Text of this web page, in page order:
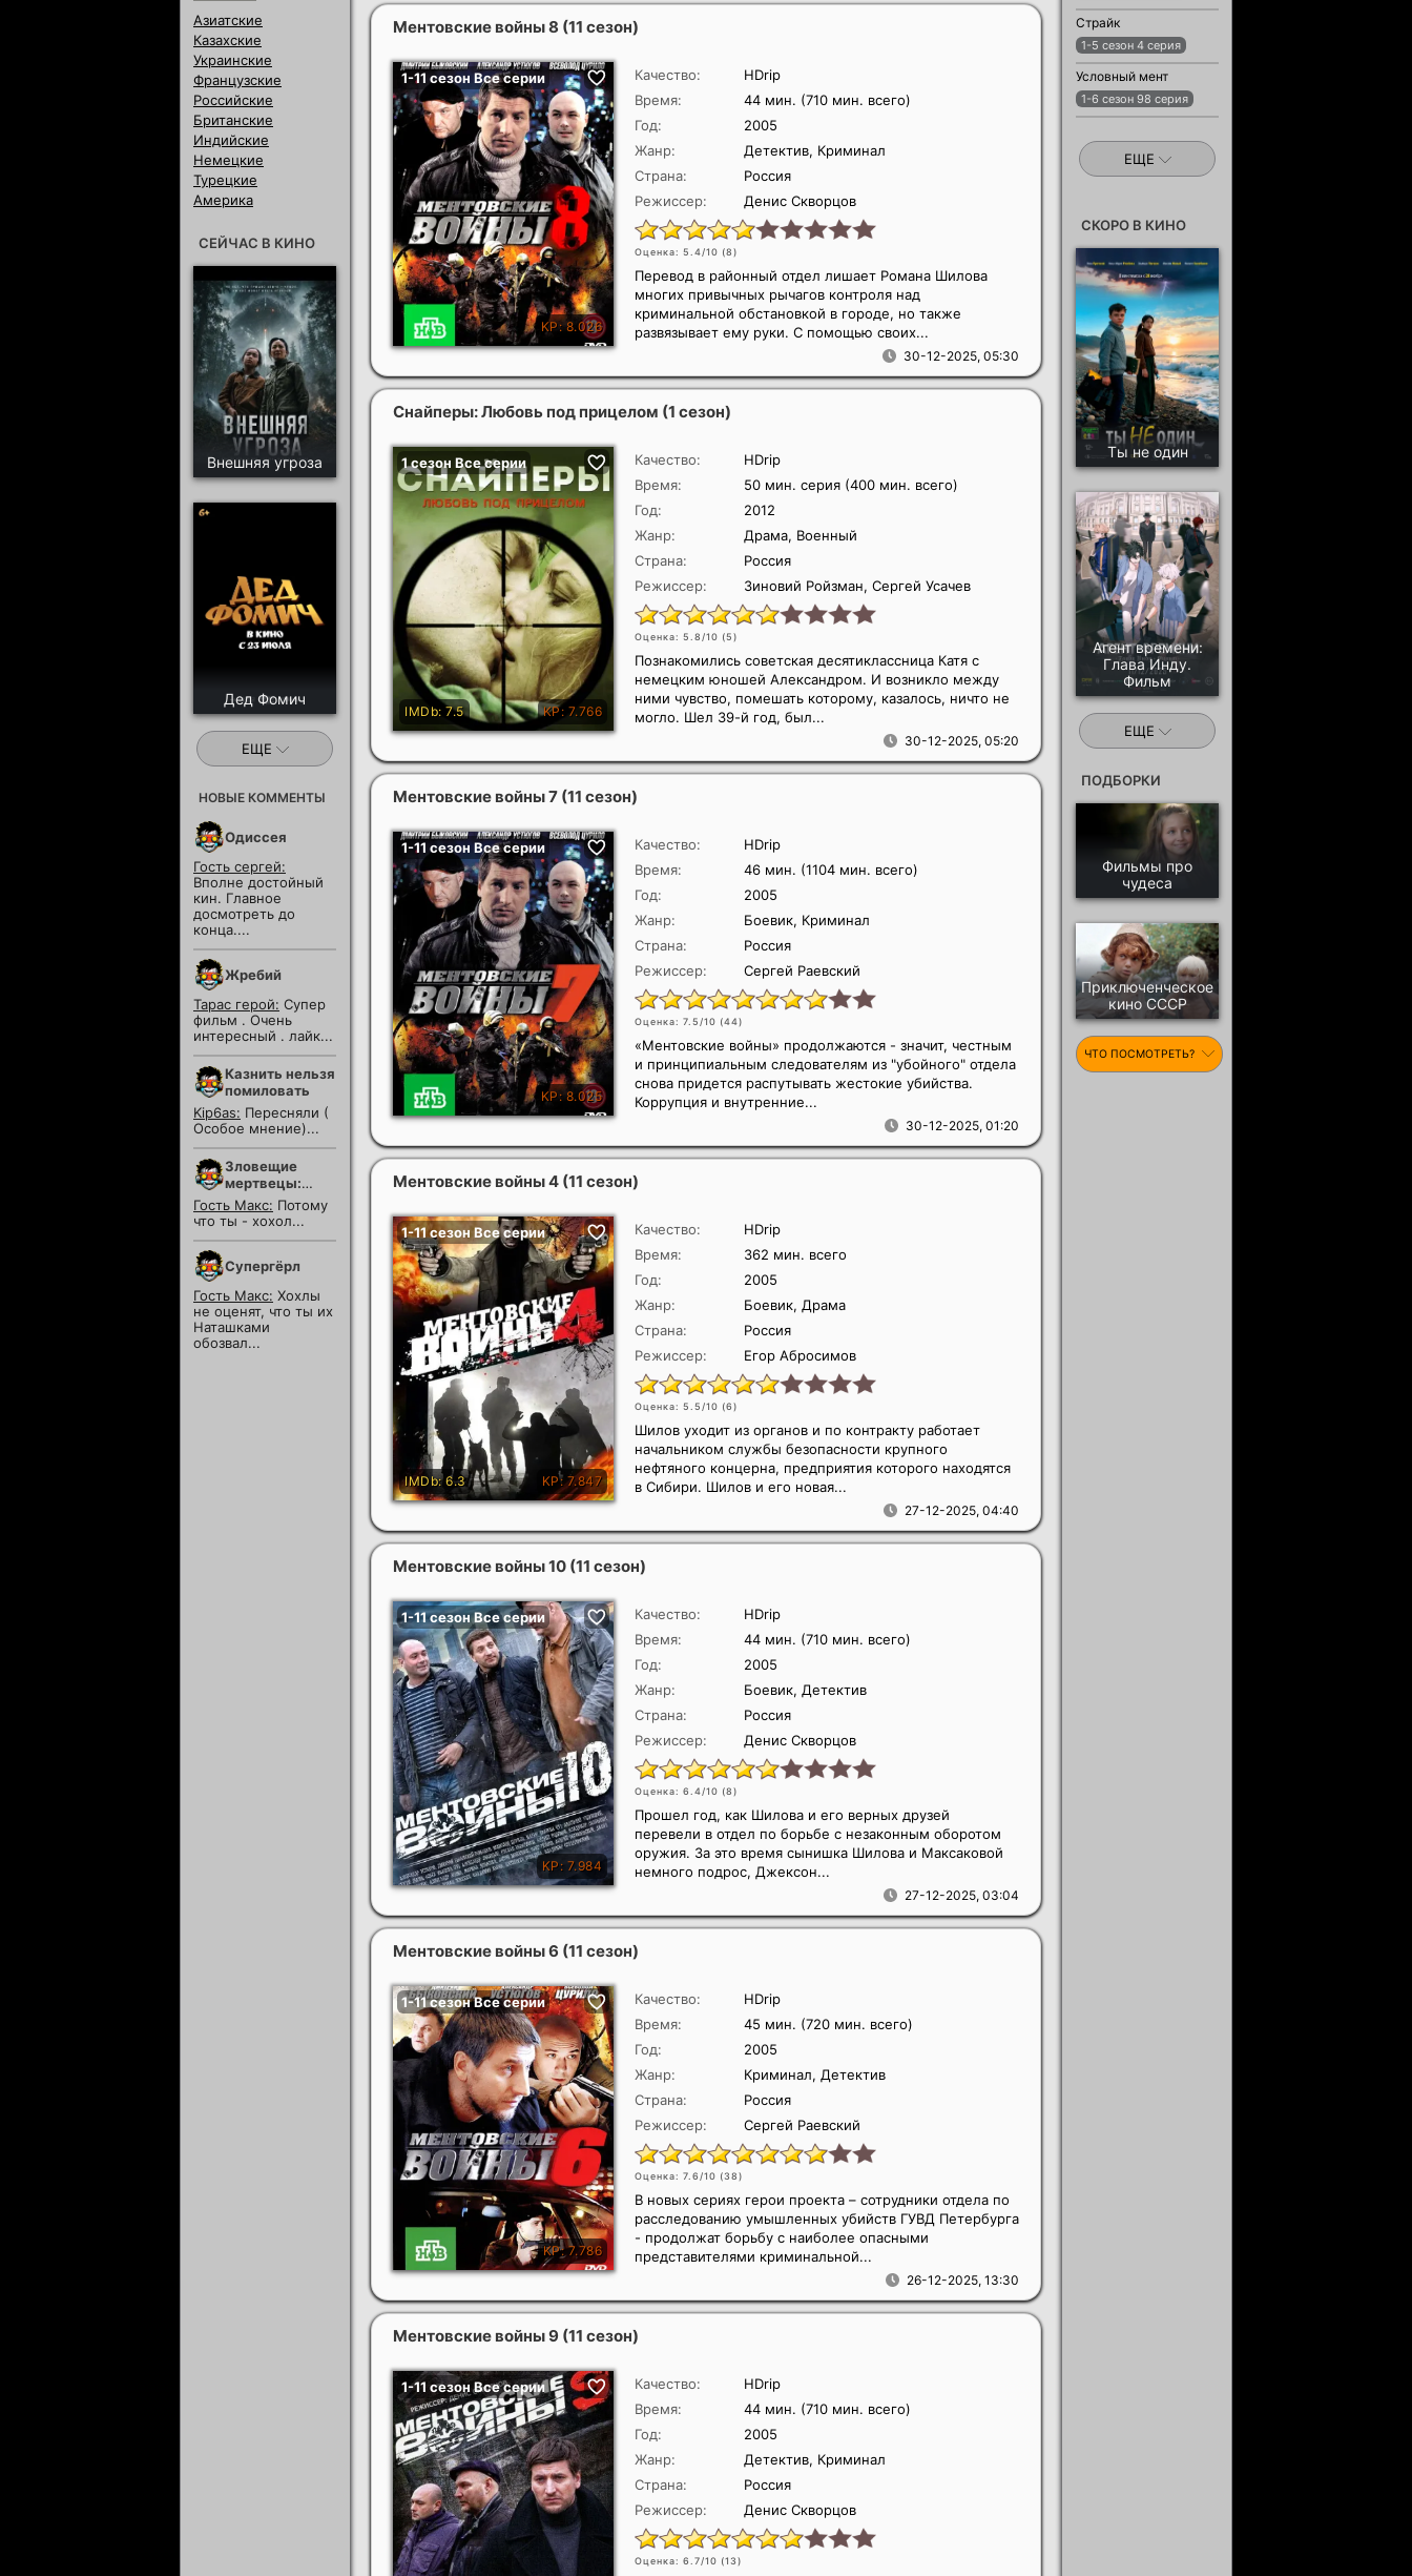
Ментовские войны 8 (11 сезон)
Качество:
HDrip
Время:
44 мин. (710 мин. всего)
Год:
2005
Жанр:
Детектив, Криминал
Страна:
Россия
Режиссер:
Денис Скворцов
Оценка: 5.4/10 (8)
30-12-2025, 05:30
Перевод в районный отдел лишает Романа Шилова
многих привычных рычагов контроля над
криминальной обстановкой в городе, но также
развязывает ему руки. С помощью своих...
Снайперы: Любовь под прицелом (1 сезон)
Качество:
HDrip
Время:
50 мин. серия (400 мин. всего)
Год:
2012
Жанр:
Драма, Военный
Страна:
Россия
Режиссер:
Зиновий Ройзман, Сергей Усачев
Оценка: 5.8/10 (5)
30-12-2025, 05:20
Познакомились советская десятиклассница Катя с
немецким юношей Александром. И возникло между
ними чувство, помешать которому, казалось, ничто не
могло. Шел 39-й год, был...
Ментовские войны 7 (11 сезон)
Качество:
HDrip
Время:
46 мин. (1104 мин. всего)
Год:
2005
Жанр:
Боевик, Криминал
Страна:
Россия
Режиссер:
Сергей Раевский
Оценка: 7.5/10 (44)
30-12-2025, 01:20
«Ментовские войны» продолжаются - значит, честным
и принципиальным следователям из "убойного" отдела
снова придется распутывать жестокие убийства.
Коррупция и внутренние...
Ментовские войны 4 (11 сезон)
Качество:
HDrip
Время:
362 мин. всего
Год:
2005
Жанр:
Боевик, Драма
Страна:
Россия
Режиссер:
Егор Абросимов
Оценка: 5.5/10 (6)
27-12-2025, 04:40
Шилов уходит из органов и по контракту работает
начальником службы безопасности крупного
нефтяного концерна, предприятия которого находятся
в Сибири. Шилов и его новая...
Ментовские войны 10 (11 сезон)
Качество:
HDrip
Время:
44 мин. (710 мин. всего)
Год:
2005
Жанр:
Боевик, Детектив
Страна:
Россия
Режиссер:
Денис Скворцов
Оценка: 6.4/10 (8)
27-12-2025, 03:04
Прошел год, как Шилова и его верных друзей
перевели в отдел по борьбе с незаконным оборотом
оружия. За это время сынишка Шилова и Максаковой
немного подрос, Джексон...
Ментовские войны 6 (11 сезон)
Качество:
HDrip
Время:
45 мин. (720 мин. всего)
Год:
2005
Жанр:
Криминал, Детектив
Страна:
Россия
Режиссер:
Сергей Раевский
Оценка: 7.6/10 (38)
26-12-2025, 13:30
В новых сериях герои проекта – сотрудники отдела по
расследованию умышленных убийств ГУВД Петербурга
- продолжат борьбу с наиболее опасными
представителями криминальной...
Ментовские войны 9 (11 сезон)
Качество:
HDrip
Время:
44 мин. (710 мин. всего)
Год:
2005
Жанр:
Детектив, Криминал
Страна:
Россия
Режиссер:
Денис Скворцов
Оценка: 6.7/10 (13)
Азиатские
Казахские
Украинские
Французские
Российские
Британские
Индийские
Немецкие
Турецкие
Америка
СЕЙЧАС В КИНО
Внешняя угроза
Дед Фомич
ЕЩЕ
НОВЫЕ КОММЕНТЫ
Одиссея
Гость сергей:
Вполне достойный
кин. Главное
досмотреть до
конца....
Жребий
Тарас герой: Супер
фильм . Очень
интересный . лайк...
Казнить нельзя
помиловать
Kip6as: Пересняли (
Особое мнение)...
Зловещие
мертвецы:
Пекло
Гость Макс: Потому
что ты - хохол...
Супергёрл
Гость Макс: Хохлы
не оценят, что ты их
Наташками
обозвал...
Страйк
1-5 сезон 4 серия
Условный мент
1-6 сезон 98 серия
ЕЩЕ
СКОРО В КИНО
Ты не один
Агент времени:
Глава Инду.
Фильм
ЕЩЕ
ПОДБОРКИ
Фильмы про
чудеса
Приключенческое
кино СССР
ЧТО ПОСМОТРЕТЬ?